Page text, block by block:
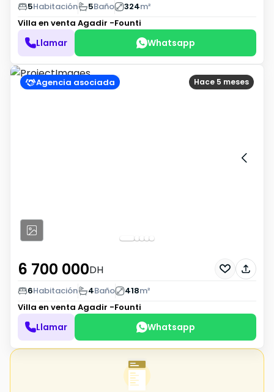
5Habitación 5Baño 324m²
Villa en venta Agadir -Founti
Llamar Whatsapp
Hace 5 meses
Agencia asociada
6 700 000DH
6Habitación 4Baño 418m²
Villa en venta Agadir -Founti
Llamar Whatsapp